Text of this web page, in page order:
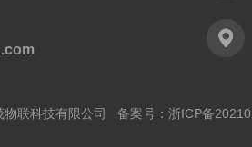
联科技有限公司 备案号： 浙ICP备